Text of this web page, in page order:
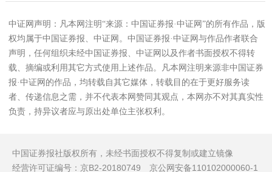
中证网声明：凡本网注明“来源：中国证券报·中证网”的所有作品，版
权均属于中国证券报、中证网。中国证券报·中证网与作品作者联合
声明，任何组织未经中国证券报、中证网以及作者书面授权不得转
载、摘编或利用其它方式使用上述作品。凡本网注明来源非中国证券
报·中证网的作品，均转载自其它媒体，转载目的在于更好服务读
者、传递信息之需，并不代表本网赞同其观点，本网亦不对其真实性
负责，持异议者应与原出处单位主张权利。
中国证券报社版权所有，未经书面授权不得复制或建立镜像
经营许可证编号：京B2-20180749 京公网安备110102000060-1